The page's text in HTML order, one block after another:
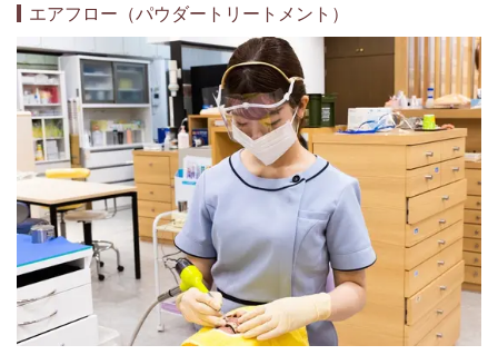
エアフロー（パウダートリートメント）